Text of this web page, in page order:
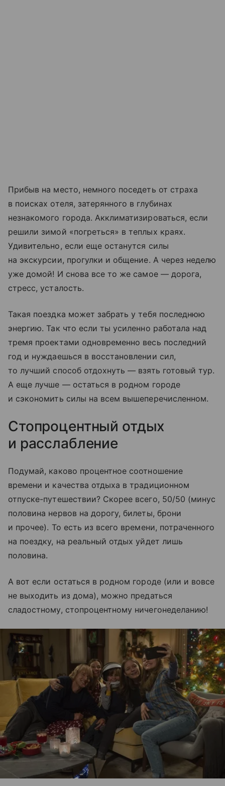
Прибыв на место, немного поседеть от страха
в поисках отеля, затерянного в глубинах
незнакомого города. Акклиматизироваться, если
решили зимой «погреться» в теплых краях.
Удивительно, если еще останутся силы
на экскурсии, прогулки и общение. А через неделю
уже домой! И снова все то же самое — дорога,
стресс, усталость.
Такая поездка может забрать у тебя последнюю
энергию. Так что если ты усиленно работала над
тремя проектами одновременно весь последний
год и нуждаешься в восстановлении сил,
то лучший способ отдохнуть — взять готовый тур.
А еще лучше — остаться в родном городе
и сэкономить силы на всем вышеперечисленном.
Стопроцентный отдых
и расслабление
Подумай, каково процентное соотношение
времени и качества отдыха в традиционном
отпуске-путешествии? Скорее всего, 50/50 (минус
половина нервов на дорогу, билеты, брони
и прочее). То есть из всего времени, потраченного
на поездку, на реальный отдых уйдет лишь
половина.
А вот если остаться в родном городе (или и вовсе
не выходить из дома), можно предаться
сладостному, стопроцентному ничегонеделанию!